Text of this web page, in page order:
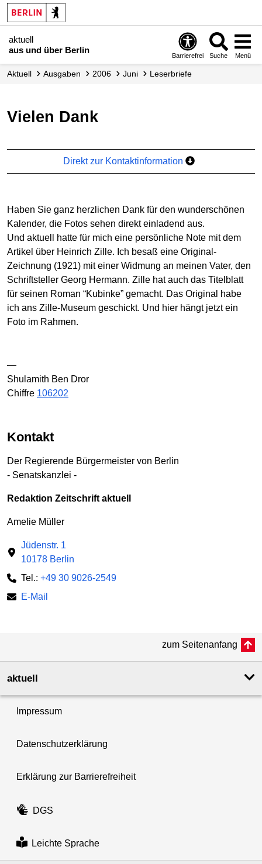
aktuell
aus und über Berlin
Barrierefrei Suche Menü
aktuell Ausgaben 2006 Juni Leserbriefe
Vielen Dank
Direkt zur Kontaktinformation
Haben Sie ganz herzlichen Dank für den wunderschönen
Kalender, die Fotos sehen direkt einladend aus.
Und aktuell hatte für mich eine persönliche Note mit dem
Artikel über Heinrich Zille. Ich besaß eine Original-
Zeichnung (1921) mit einer Widmung an meinen Vater, den
Schriftsteller Georg Hermann. Zille hat auch das Titelblatt
für seinen Roman “Kubinke” gemacht. Das Original habe
ich ans Zille-Museum geschickt. Und hier hängt jetzt ein
Foto im Rahmen.
—
Shulamith Ben Dror
Chiffre 106202
Kontakt
Der Regierende Bürgermeister von Berlin
- Senatskanzlei -
Redaktion Zeitschrift aktuell
Amelie Müller
Jüdenstr. 1
10178 Berlin
Tel.: +49 30 9026-2549
E-Mail
zum Seitenanfang
aktuell
Impressum
Datenschutzerklärung
Erklärung zur Barrierefreiheit
DGS
Leichte Sprache